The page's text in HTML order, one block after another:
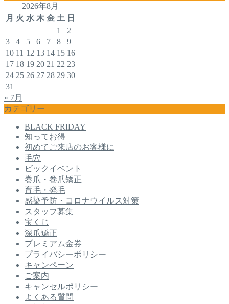
2026年8月
月 火 水 木 金 土 日
1
2
3
4 5 6 7 8
9
10 11 12 13 14 15 16
17 18 19 20 21 22 23
24 25 26 27 28 29 30
31
« 7月
カテゴリー
BLACK FRIDAY
知ってお得
初めてご来店のお客様に
毛穴
ビックイベント
巻爪・巻爪矯正
育毛・発毛
感染予防・コロナウイルス対策
スタッフ募集
宝くじ
深爪矯正
プレミアム金券
プライバシーポリシー
キャンペーン
ご案内
キャンセルポリシー
よくある質問